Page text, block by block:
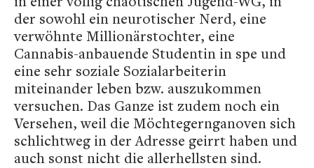
der sowohl ein neurotischer Nerd, eine
verwöhnte Millionärstochter, eine
Cannabis-anbauende Studentin in spe und
eine sehr soziale Sozialarbeiterin
miteinander leben bzw. auszukommen
versuchen. Das Ganze ist zudem noch ein
Versehen, weil die Möchtegernganoven sich
schlichtweg in der Adresse geirrt haben und
auch sonst nicht die allerhellsten sind.